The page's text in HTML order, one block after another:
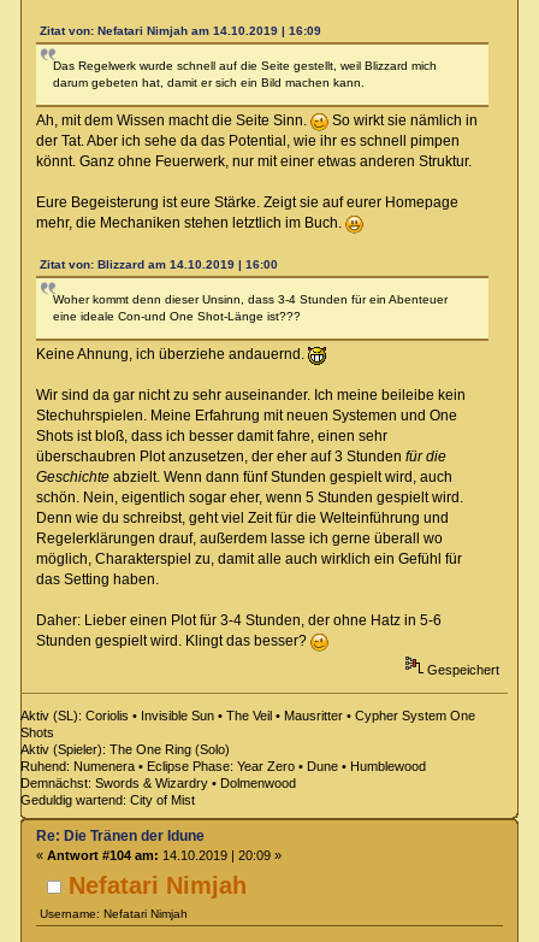
Zitat von: Nefatari Nimjah am 14.10.2019 | 16:09
Das Regelwerk wurde schnell auf die Seite gestellt, weil Blizzard mich
darum gebeten hat, damit er sich ein Bild machen kann.
Ah, mit dem Wissen macht die Seite Sinn.
So wirkt sie nämlich in
der Tat. Aber ich sehe da das Potential, wie ihr es schnell pimpen
könnt. Ganz ohne Feuerwerk, nur mit einer etwas anderen Struktur.
Eure Begeisterung ist eure Stärke. Zeigt sie auf eurer Homepage
mehr, die Mechaniken stehen letztlich im Buch.
Zitat von: Blizzard am 14.10.2019 | 16:00
Woher kommt denn dieser Unsinn, dass 3-4 Stunden für ein Abenteuer
eine ideale Con-und One Shot-Länge ist???
Keine Ahnung, ich überziehe andauernd.
Wir sind da gar nicht zu sehr auseinander. Ich meine beileibe kein
Stechuhrspielen. Meine Erfahrung mit neuen Systemen und One
Shots ist bloß, dass ich besser damit fahre, einen sehr
überschaubren Plot anzusetzen, der eher auf 3 Stunden für die
Geschichteabzielt. Wenn dann fünf Stunden gespielt wird, auch
schön. Nein, eigentlich sogar eher, wenn 5 Stunden gespielt wird.
Denn wie du schreibst, geht viel Zeit für die Welteinführung und
Regelerklärungen drauf, außerdem lasse ich gerne überall wo
möglich, Charakterspiel zu, damit alle auch wirklich ein Gefühl für
das Setting haben.
Daher: Lieber einen Plot für 3-4 Stunden, der ohne Hatz in 5-6
Stunden gespielt wird. Klingt das besser?
Gespeichert
Aktiv (SL): Coriolis • Invisible Sun • The Veil • Mausritter • Cypher System One
Shots
Aktiv (Spieler): The One Ring (Solo)
Ruhend: Numenera • Eclipse Phase: Year Zero • Dune • Humblewood
Demnächst: Swords & Wizardry • Dolmenwood
Geduldig wartend: City of Mist
Nefatari Nimjah
Username: Nefatari Nimjah
Re: Die Tränen der Idune
« Antwort #104 am: 14.10.2019 | 20:09 »